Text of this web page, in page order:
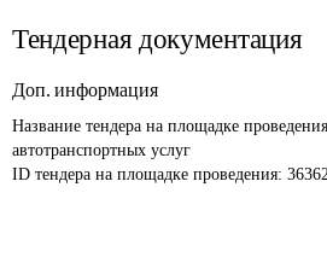
Тендерная документация
Доп. информация
Название тендера на площадке
автотранспортных услуг
ID тендера на площадке проведения: